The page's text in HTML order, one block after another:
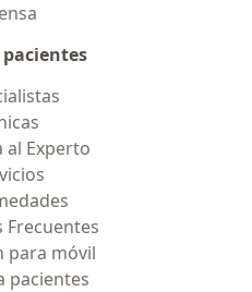
al Experto
Frecuentes
para móvil
pacientes